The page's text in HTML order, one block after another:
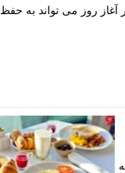
آغاز روز می تواند به حفظ